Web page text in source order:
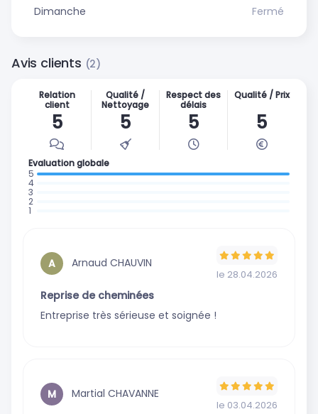
Dimanche Fermé
Avis clients (2)
Evaluation globale
avis
avis
Relation
client
5
Qualité /
Nettoyage
5
Respect des
délais
5
Qualité / Prix
5
A Arnaud CHAUVIN
le 28.04.2026
Reprise de cheminées
Entreprise très sérieuse et soignée !
M Martial CHAVANNE
le 03.04.2026